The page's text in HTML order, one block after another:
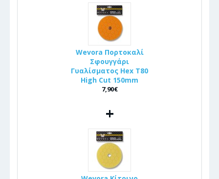
Wevora Πορτοκαλί
Σφουγγάρι
Γυαλίσματος Hex T80
High Cut 150mm
7,90€
+